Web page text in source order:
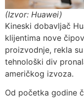
(Izvor: Huawei)
Kineski dobavljač
klijentima nove
proizvodnje, rekla
tehnološki div
američkog izvoza.
Od početka godine